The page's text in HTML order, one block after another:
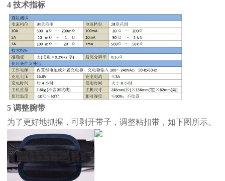
4 技术指标
5 调整腕带
为了更好地抓握，可剥开带子，调整粘扣带，如下图所示。